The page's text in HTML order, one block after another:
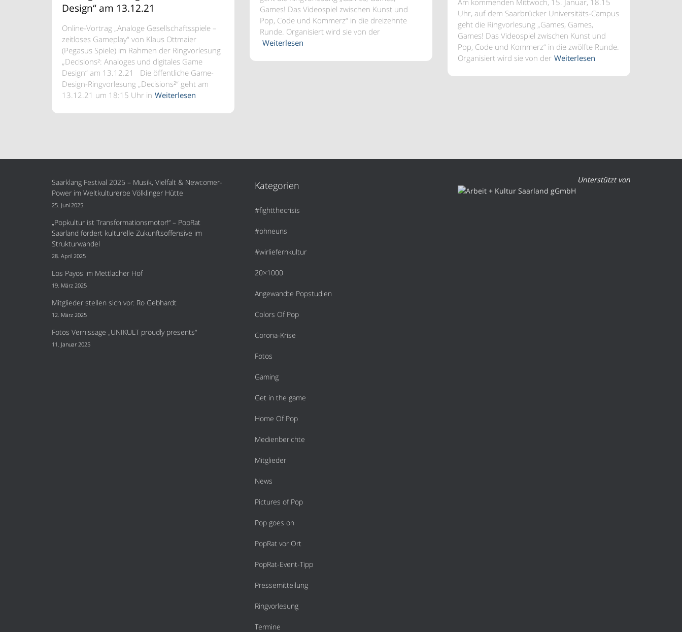
Design“ am 13.12.21
Online-Vortrag „Analoge Gesellschaftsspiele –
zeitloses Gameplay“ von Klaus Ottmaier
(Pegasus Spiele) im Rahmen der Ringvorlesung
„Decisions²: Analoges und digitales Game
Design“ am 13.12.21 Die öffentliche Game-
Design-Ringvorlesung „Decisions²“ geht am
13.12.21 um 18:15 Uhr in Weiterlesen
Games! Das Videospiel zwischen Kunst und
Pop, Code und Kommerz“ in die dreizehnte
Runde. Organisiert wird sie von der
Weiterlesen
Am kommenden Mittwoch, 15. Januar, 18.15
Uhr, auf dem Saarbrücker Universitäts-Campus
geht die Ringvorlesung „Games, Games,
Games! Das Videospiel zwischen Kunst und
Pop, Code und Kommerz“ in die zwölfte Runde.
Organisiert wird sie von der Weiterlesen
Saarklang Festival 2025 – Musik, Vielfalt & Newcomer-
Power im Weltkulturerbe Völklinger Hütte
25. Juni 2025
„Popkultur ist Transformationsmotor!“ – PopRat
Saarland fordert kulturelle Zukunftsoffensive im
Strukturwandel
28. April 2025
Los Payos im Mettlacher Hof
19. März 2025
Mitglieder stellen sich vor: Ro Gebhardt
12. März 2025
Fotos Vernissage „UNIKULT proudly presents“
11. Januar 2025
Kategorien
#fightthecrisis
#ohneuns
#wirliefernkultur
20×1000
Angewandte Popstudien
Colors Of Pop
Corona-Krise
Fotos
Gaming
Get in the game
Home Of Pop
Medienberichte
Mitglieder
News
Pictures of Pop
Pop goes on
PopRat vor Ort
PopRat-Event-Tipp
Pressemitteilung
Ringvorlesung
Termine
Unterstützt von